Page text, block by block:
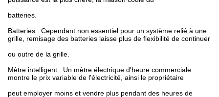
batteries.
Batteries : Cependant non essentiel pour un système relié à une
grille, remisage des batteries laisse plus de flexibilité de continuer
ou outre de la grille.
Mètre intelligent : Un mètre électrique d'heure commerciale
montre le prix variable de l'électricité, ainsi le propriétaire
peut employer moins et vendre plus pendant des heures de